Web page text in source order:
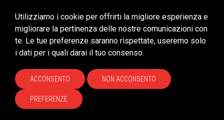
VBS S.r.l. © 2020 - Tutti i diritti riservati
Privacy & Cookie Policy
Site byXoftware
Utilizziamo i cookie per offrirti la migliore esperienza e
migliorare la pertinenza delle nostre comunicazioni con
te. Le tue preferenze saranno rispettate, useremo solo
i dati per i quali darai il tuo consenso.
ACCONSENTO NON ACCONSENTO
PREFERENZE